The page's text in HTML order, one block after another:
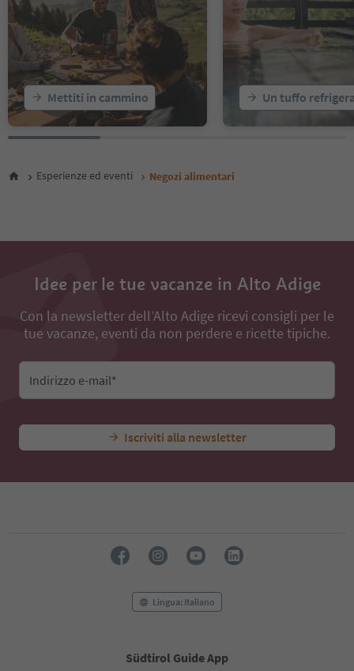
Mettiti in cammino Un tuffo
Esperienze ed eventi Negozi alimentari
Idee per le tue vacanze in Alto Adige
Con la newsletter dell’Alto Adige ricevi consigli per le
tue vacanze, eventi da non perdere e ricette tipiche.
Indirizzo e-mail*
Iscriviti alla newsletter
Lingua: Italiano
Südtirol Guide App